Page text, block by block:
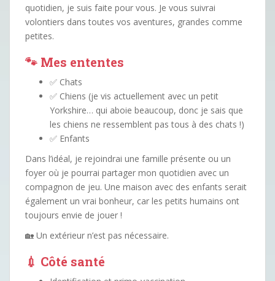
quotidien, je suis faite pour vous. Je vous suivrai
volontiers dans toutes vos aventures, grandes comme
petites.
🐾 Mes ententes
✅ Chats
✅ Chiens (je vis actuellement avec un petit
Yorkshire… qui aboie beaucoup, donc je sais que
les chiens ne ressemblent pas tous à des chats !)
✅ Enfants
Dans l’idéal, je rejoindrai une famille présente ou un
foyer où je pourrai partager mon quotidien avec un
compagnon de jeu. Une maison avec des enfants serait
également un vrai bonheur, car les petits humains ont
toujours envie de jouer !
🏡 Un extérieur n’est pas nécessaire.
💉 Côté santé